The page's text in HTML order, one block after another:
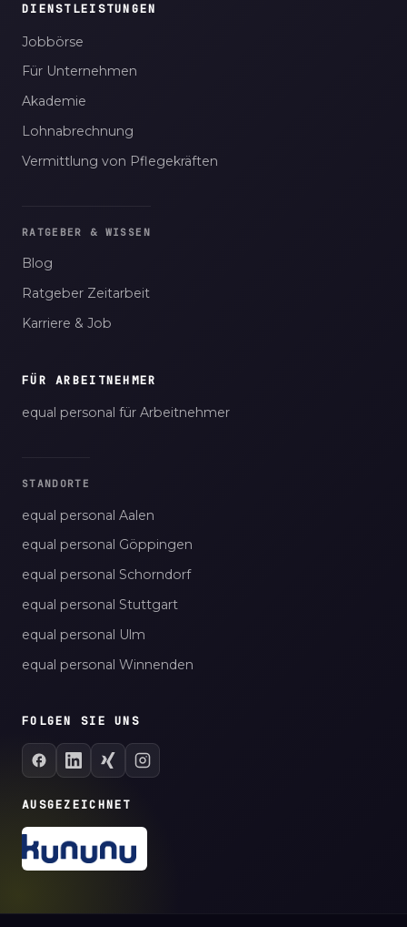
DIENSTLEISTUNGEN
Jobbörse
Für Unternehmen
Akademie
Lohnabrechnung
Vermittlung von Pflegekräften
RATGEBER & WISSEN
Blog
Ratgeber Zeitarbeit
Karriere & Job
FÜR ARBEITNEHMER
equal personal für Arbeitnehmer
STANDORTE
equal personal Aalen
equal personal Göppingen
equal personal Schorndorf
equal personal Stuttgart
equal personal Ulm
equal personal Winnenden
FOLGEN SIE UNS
AUSGEZEICHNET